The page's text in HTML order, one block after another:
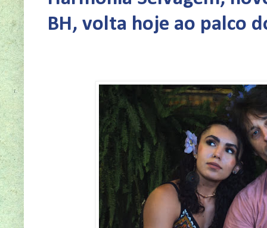
BH, volta hoje ao palco